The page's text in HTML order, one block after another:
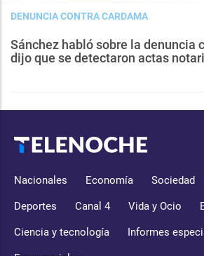
DENUNCIA CONTRA CARDAMA
Sánchez habló sobre la denuncia
dijo que se detectaron actas
Nacionales Economía Sociedad
Deportes Canal 4 Vida y Ocio
Ciencia y tecnología Informes